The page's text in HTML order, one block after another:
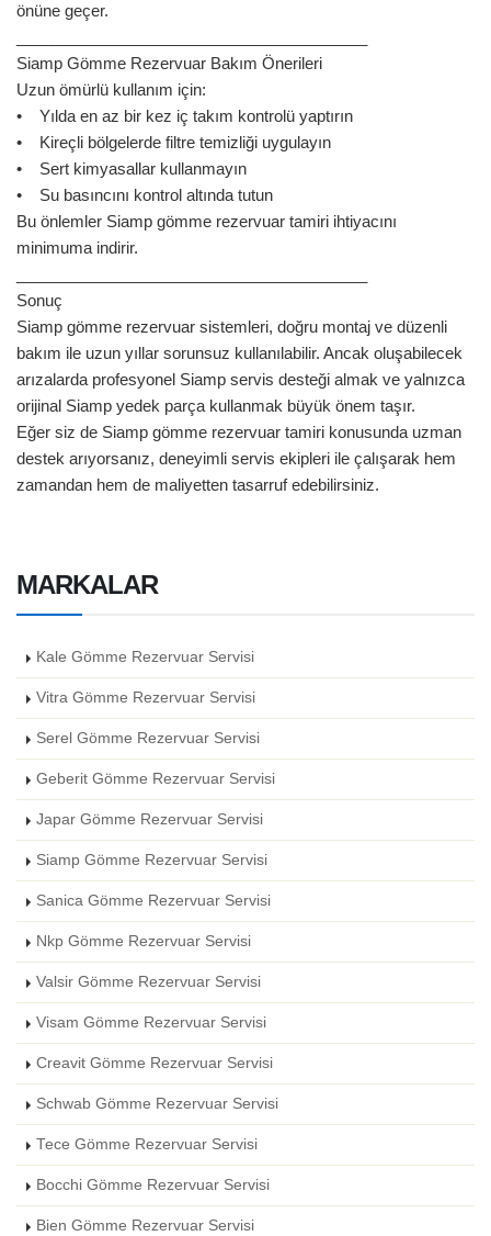
önüne geçer.
Siamp Gömme Rezervuar Bakım Önerileri
Uzun ömürlü kullanım için:
• Yılda en az bir kez iç takım kontrolü yaptırın
• Kireçli bölgelerde filtre temizliği uygulayın
• Sert kimyasallar kullanmayın
• Su basıncını kontrol altında tutun
Bu önlemler Siamp gömme rezervuar tamiri ihtiyacını
minimuma indirir.
Sonuç
Siamp gömme rezervuar sistemleri, doğru montaj ve düzenli
bakım ile uzun yıllar sorunsuz kullanılabilir. Ancak oluşabilecek
arızalarda profesyonel Siamp servis desteği almak ve yalnızca
orijinal Siamp yedek parça kullanmak büyük önem taşır.
Eğer siz de Siamp gömme rezervuar tamiri konusunda uzman
destek arıyorsanız, deneyimli servis ekipleri ile çalışarak hem
zamandan hem de maliyetten tasarruf edebilirsiniz.
MARKALAR
Kale Gömme Rezervuar Servisi
Vitra Gömme Rezervuar Servisi
Serel Gömme Rezervuar Servisi
Geberit Gömme Rezervuar Servisi
Japar Gömme Rezervuar Servisi
Siamp Gömme Rezervuar Servisi
Sanica Gömme Rezervuar Servisi
Nkp Gömme Rezervuar Servisi
Valsir Gömme Rezervuar Servisi
Visam Gömme Rezervuar Servisi
Creavit Gömme Rezervuar Servisi
Schwab Gömme Rezervuar Servisi
Tece Gömme Rezervuar Servisi
Bocchi Gömme Rezervuar Servisi
Bien Gömme Rezervuar Servisi